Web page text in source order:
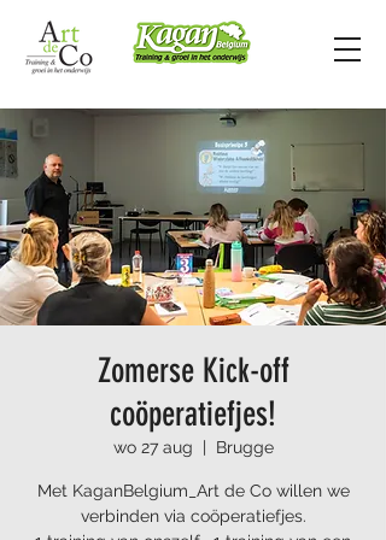
Zomerse Kick-off
coöperatiefjes!
wo 27 aug
  |
Brugge
Met KaganBelgium_Art de Co willen we
verbinden via coöperatiefjes.